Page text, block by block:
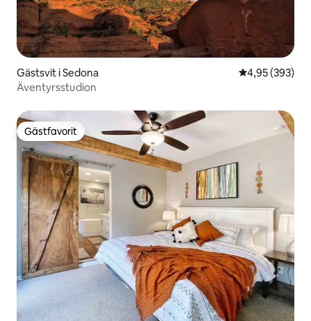
Gästsvit i Sedona 4,95 av 5 i
4,95 (393)
Äventyrsstudion
Gästfavorit
Gästfavorit